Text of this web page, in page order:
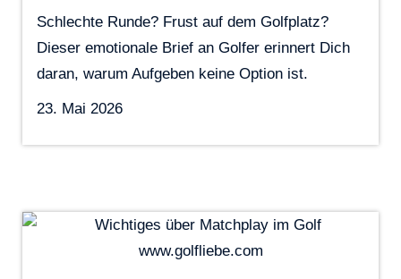
Schlechte Runde? Frust auf dem Golfplatz?
Dieser emotionale Brief an Golfer erinnert Dich
daran, warum Aufgeben keine Option ist.
23. Mai 2026